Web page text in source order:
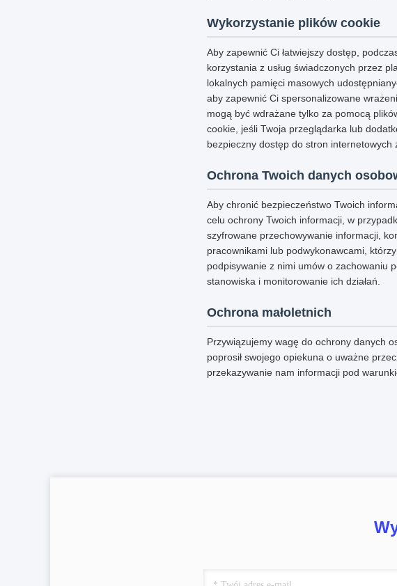
Wykorzystanie plików cookie
Aby zapewnić Ci łatwiejszy dostęp,
korzystania z usług świadczonych przez
lokalnych pamięci masowych
aby zapewnić Ci spersonalizowane
mogą być wdrażane tylko za pomocą
cookie, jeśli Twoja przeglądarka lub
bezpieczny dostęp do stron internetowych
Ochrona Twoich danych
Aby chronić bezpieczeństwo Twoich
celu ochrony Twoich informacji, w
szyfrowane przechowywanie informacji,
pracownikami lub podwykonawcami,
podpisywanie z nimi umów o zachowaniu
stanowiska i monitorowanie ich działań.
Ochrona małoletnich
Przywiązujemy wagę do ochrony danych
poprosił swojego opiekuna o uważne
przekazywanie nam informacji pod